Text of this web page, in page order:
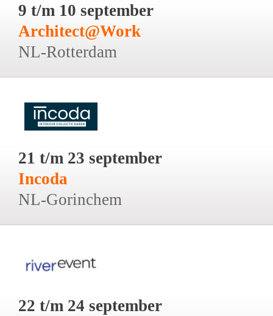
9 t/m 10 september
Architect@Work
NL-Rotterdam
21 t/m 23 september
Incoda
NL-Gorinchem
22 t/m 24 september